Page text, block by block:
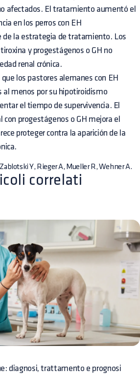
afectados. El tratamiento aumentó el
en los perros con EH
de la estrategia de tratamiento. Los
y progestágenos o GH no
renal crónica.
los pastores alemanes con EH
al menos por su hipotiroidismo
el tiempo de supervivencia. El
progestágenos o GH mejora el
proteger contra la aparición de la
Y, Rieger A, Mueller R, Wehner A.
correlati
diagnosi, trattamento e prognosi